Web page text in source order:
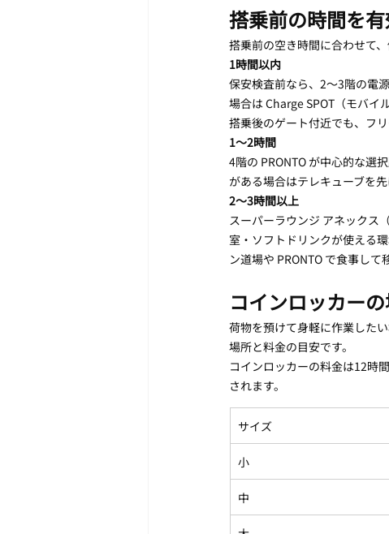
搭乗前の時間を
搭乗前の空き時間に合わせて
1時間以内
保安検査前なら、2〜3階の電
場合は Charge SPOT（モバイ
搭乗後のゲート付近でも、フ
1〜2時間
4階の PRONTO が中心的な選
がある場合はテレキューブを
2〜3時間以上
スーパーラウンジ アネックス
室・ソフトドリンクが使える
ン道場や PRONTO で食事して
コインロッカー
荷物を預けて身軽に作業した
場所と料金の目安です。
コインロッカーの料金は12時
されます。
サイズ
小
中